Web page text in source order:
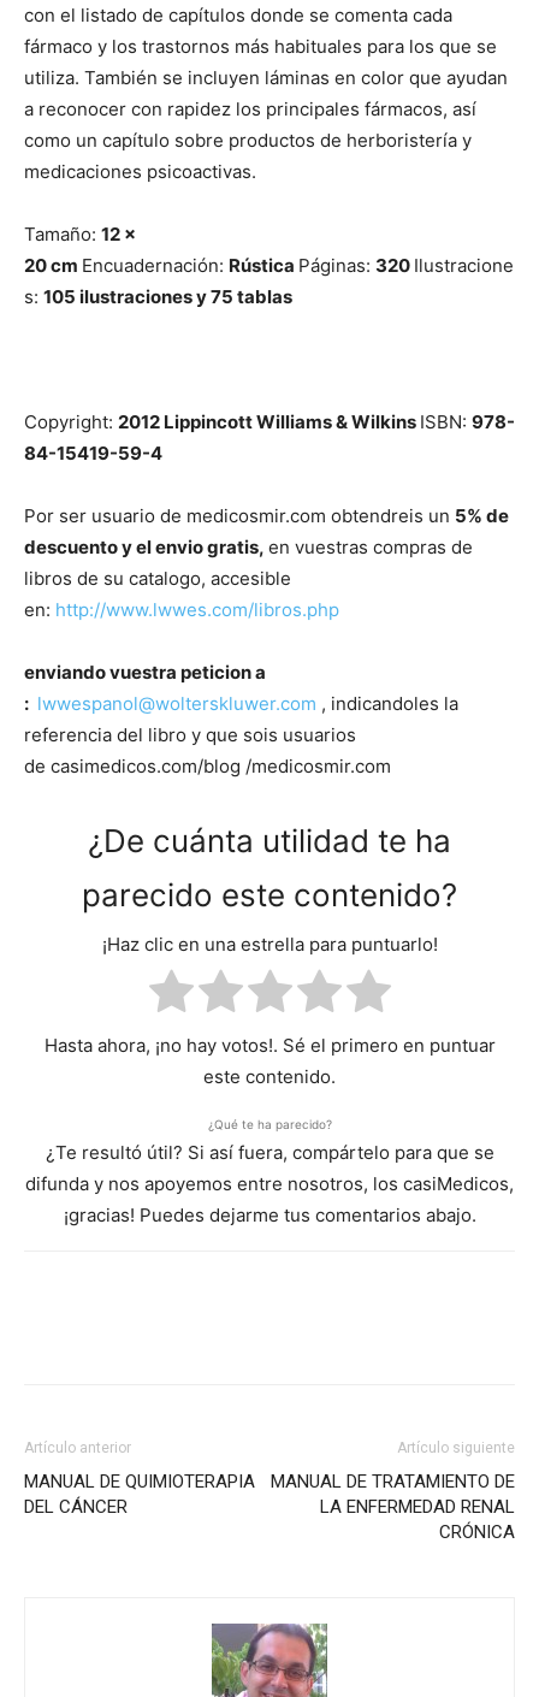
con el listado de capítulos donde se comenta cada
fármaco y los trastornos más habituales para los que se
utiliza. También se incluyen láminas en color que ayudan
a reconocer con rapidez los principales fármacos, así
como un capítulo sobre productos de herboristería y
medicaciones psicoactivas.
Tamaño: 12 x
20cm Encuadernación: Rústica Páginas: 320 Ilustracione
s: 105 ilustraciones y 75 tablas
Copyright: 2012 Lippincott Williams & Wilkins ISBN: 978-
84-15419-59-4
Por ser usuario de medicosmir.com obtendreis un 5% de
descuento y el envio gratis, en vuestras compras de
libros de su catalogo, accesible
en: http://www.lwwes.com/libros.php
enviando vuestra peticion a
: lwwespanol@wolterskluwer.com , indicandoles la
referencia del libro y que sois usuarios
de casimedicos.com/blog /medicosmir.com
¿De cuánta utilidad te ha
parecido este contenido?
¡Haz clic en una estrella para puntuarlo!
Hasta ahora, ¡no hay votos!. Sé el primero en puntuar
este contenido.
¿Qué te ha parecido?
¿Te resultó útil? Si así fuera, compártelo para que se
difunda y nos apoyemos entre nosotros, los casiMedicos,
¡gracias! Puedes dejarme tus comentarios abajo.
Artículo anterior
MANUAL DE QUIMIOTERAPIA
DEL CÁNCER
Artículo siguiente
MANUAL DE TRATAMIENTO DE
LA ENFERMEDAD RENAL
CRÓNICA